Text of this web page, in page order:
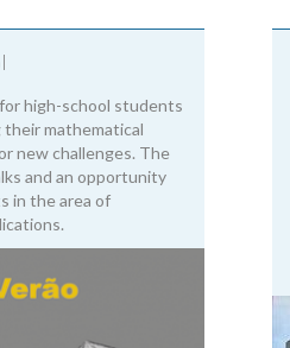
high-school students
mathematical
new challenges. The
and an opportunity
in the area of